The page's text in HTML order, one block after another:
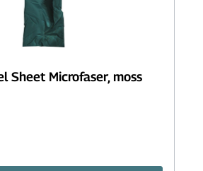
Sheet Microfaser, moss